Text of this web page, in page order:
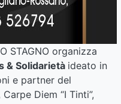
STAGNO organizza
& Solidarietà ideato in
e partner del
Diem “I Tinti”,